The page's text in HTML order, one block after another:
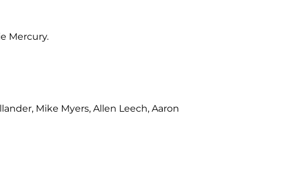
Mercury.
Mike Myers, Allen Leech, Aaron